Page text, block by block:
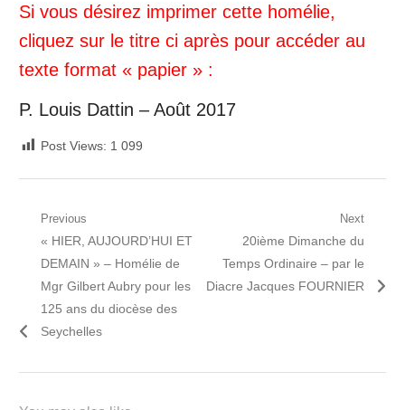
Si vous désirez imprimer cette homélie,
cliquez sur le titre ci après pour accéder au
texte format « papier » :
P. Louis Dattin – Août 2017
Post Views: 1 099
Navigation
l’article
Previous
Previous
post:
« HIER, AUJOURD’HUI ET
DEMAIN » – Homélie de
Mgr Gilbert Aubry pour les
125 ans du diocèse des
Seychelles
Next
Next
post:
20ième Dimanche du
Temps Ordinaire – par le
Diacre Jacques FOURNIER